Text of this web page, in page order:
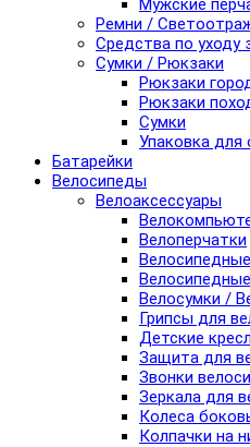
Мужские
Ремни /
Средства по уходу
Сумки / Рюкзаки
Рюкзаки
Рюкзаки
Сумки
Упаковка
Батарейки
Велосипеды
Велоаксессуары
Велоперчатки
Велосумки /
Грипсы для
Детские
Защита для
Звонки
Зеркала для
Колеса
Колпачки на